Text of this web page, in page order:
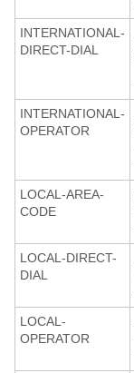
INTERNATIONAL-
DIRECT-DIAL
INTERNATIONAL-
OPERATOR
LOCAL-AREA-
CODE
LOCAL-DIRECT-
DIAL
LOCAL-
OPERATOR